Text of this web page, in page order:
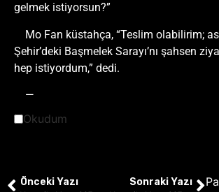
gelmek istiyorsun?”
Mo Fan küstahça, “Teslim olabilirim;
Şehir’deki Başmelek Sarayı’nı şahsen
hep istiyordum,” dedi.
—
Okudum
Önceki Yazı Sonraki Yazı